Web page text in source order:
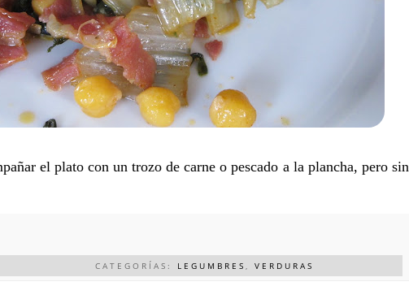
el plato con un trozo de carne o pescado a la plancha, pero sin
CATEGORÍAS: LEGUMBRES VERDURAS